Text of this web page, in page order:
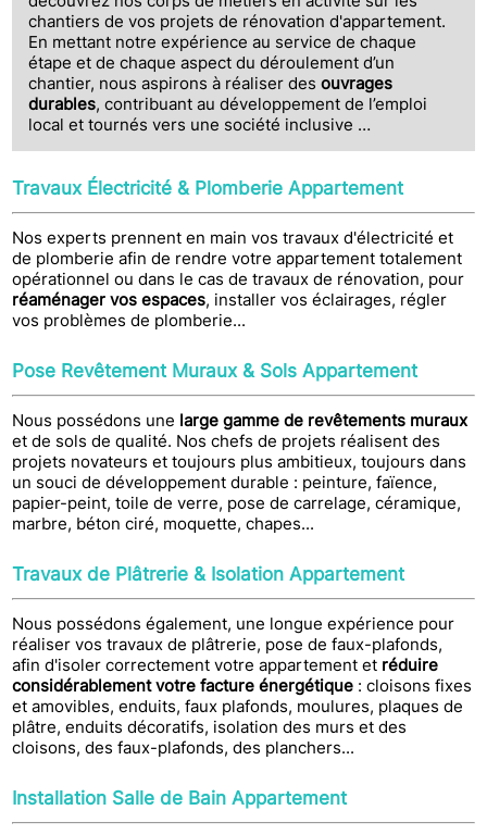
chantiers de vos projets de rénovation d'appartement.
En mettant notre expérience au service de chaque
étape et de chaque aspect du déroulement d’un
chantier, nous aspirons à réaliser desouvrages
durables, contribuant au développement de l’emploi
local et tournés vers une société inclusive …
Travaux Électricité & Plomberie Appartement
Nos experts prennent en main vos travaux d'électricité et
de plomberie afin de rendre votre appartement totalement
opérationnel ou dans le cas de travaux de rénovation, pour
réaménager vos espaces, installer vos éclairages, régler
vos problèmes de plomberie...
Pose Revêtement Muraux & Sols Appartement
Nous possédons une large gamme de revêtements muraux
et de sols de qualité. Nos chefs de projets réalisent des
projets novateurs et toujours plus ambitieux, toujours dans
un souci de développement durable : peinture, faïence,
papier-peint, toile de verre, pose de carrelage, céramique,
marbre, béton ciré, moquette, chapes...
Travaux de Plâtrerie & Isolation Appartement
Nous possédons également, une longue expérience pour
réaliser vos travaux de plâtrerie, pose de faux-plafonds,
afin d'isoler correctement votre appartement et réduire
considérablement votre facture énergétique : cloisons fixes
et amovibles, enduits, faux plafonds, moulures, plaques de
plâtre, enduits décoratifs, isolation des murs et des
cloisons, des faux-plafonds, des planchers...
Installation Salle de Bain Appartement